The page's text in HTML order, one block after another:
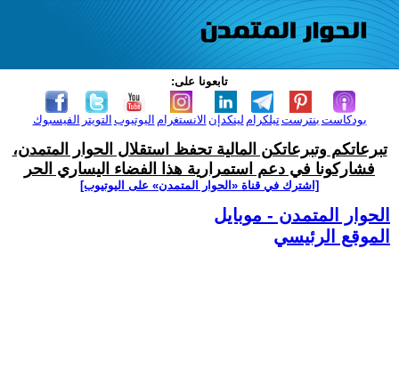
تابعونا على:
الفيسبوك التويتر اليوتيوب الانستغرام لينكدإن تيلكرامبنترست بودكاست
تبرعاتكم وتبرعاتكن المالية تحفظ استقلال الحوار المتمدن،
فشاركونا في دعم استمرارية هذا الفضاء اليساري الحر
[اشترك في قناة ‫«الحوار المتمدن» على اليوتيوب]
الحوار المتمدن - موبايل
الموقع الرئيسي